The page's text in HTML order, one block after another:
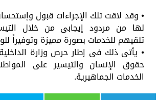
⦁ وقد لاقت تلك الإجراءات قبول
لها من مردود إيجابى من خلال
تلقيهم للخدمات بصورة مميزة وتوفيراً
⦁ يأتى ذلك فى إطار حرص وزارة
حقوق الإنسان والتيسير على
الخدمات الجماهيرية.